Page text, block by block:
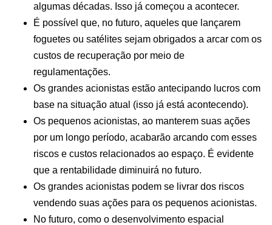
algumas décadas. Isso já começou a acontecer.
É possível que, no futuro, aqueles que lançarem
foguetes ou satélites sejam obrigados a arcar com os
custos de recuperação por meio de
regulamentações.
Os grandes acionistas estão antecipando lucros com
base na situação atual (isso já está acontecendo).
Os pequenos acionistas, ao manterem suas ações
por um longo período, acabarão arcando com esses
riscos e custos relacionados ao espaço. É evidente
que a rentabilidade diminuirá no futuro.
Os grandes acionistas podem se livrar dos riscos
vendendo suas ações para os pequenos acionistas.
No futuro, como o desenvolvimento espacial